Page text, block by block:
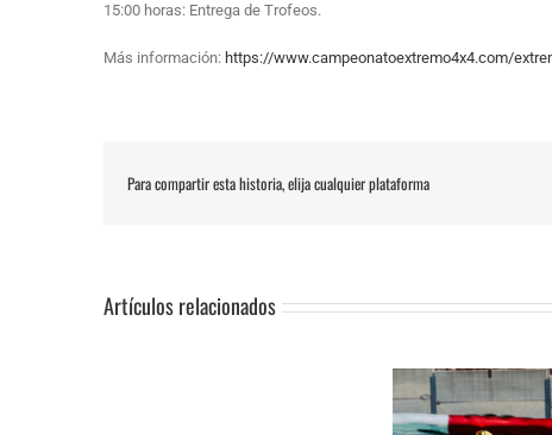
15:00 horas: Entrega de Trofeos.
Más información: https://www.campeonatoextremo4x4.com/
Para compartir esta historia, elija cualquier plataforma
Artículos relacionados